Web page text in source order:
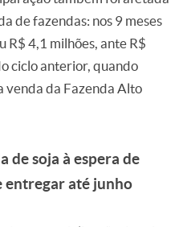
de fazendas: nos 9 meses
R$ 4,1 milhões, ante R$
ciclo anterior, quando
venda da Fazenda Alto
de soja à espera de
entregar até junho